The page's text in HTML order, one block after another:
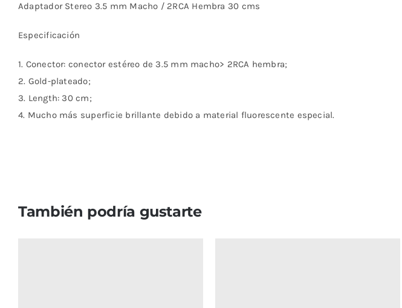
Adaptador Stereo 3.5 mm Macho / 2RCA Hembra 30 cms
Especificación
1. Conector: conector estéreo de 3.5 mm macho> 2RCA hembra;
2. Gold-plateado;
3. Length: 30 cm;
4. Mucho más superficie brillante debido a material fluorescente especial.
También podría gustarte